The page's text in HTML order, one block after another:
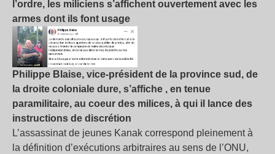
l’ordre, les miliciens s’affichent ouvertement avec les
armes dont ils font usage
Philippe Blaise, vice-président de la province sud, de
la droite coloniale dure, s’affiche , en tenue
paramilitaire, au coeur des milices, à qui il lance des
instructions de discrétion
L’assassinat de jeunes Kanak correspond pleinement à
la définition d’exécutions arbitraires au sens de l’ONU,